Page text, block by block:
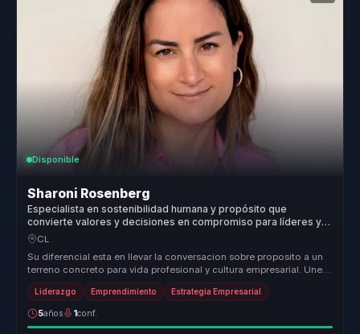
Disponible
Sharoni Rosenberg
Especialista en sostenibilidad humana y propósito que
convierte valores y decisiones en compromiso para líderes y
organizaciones.
CL
Su diferencial esta en llevar la conversacion sobre proposito a un
terreno concreto para vida profesional y cultura empresarial. Une
pens...
Liderazgo Emprendimiento Estrategia Empresarial
5años 1conf.